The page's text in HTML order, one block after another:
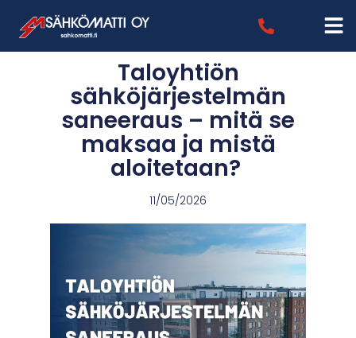
Taloyhtiön
sähköjärjestelmän
saneeraus – mitä se
maksaa ja mistä
aloitetaan?
11/05/2026